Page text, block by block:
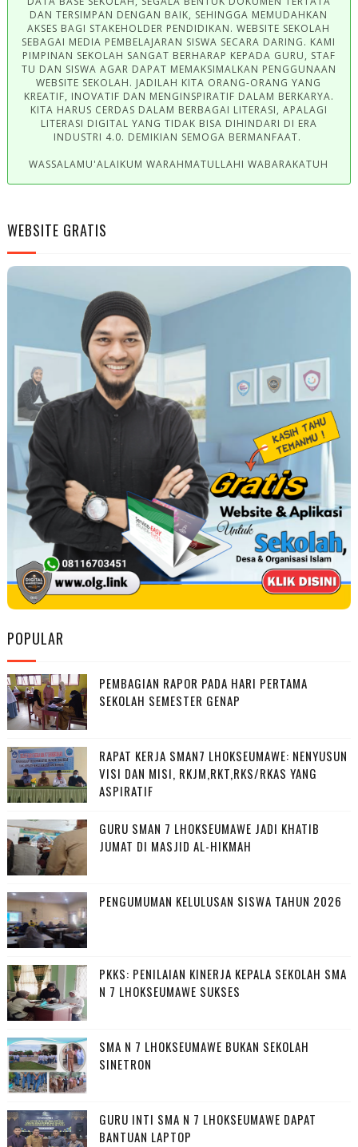
DAN TERSIMPAN DENGAN BAIK, SEHINGGA MEMUDAHKAN
AKSES BAGI STAKEHOLDER PENDIDIKAN. WEBSITE SEKOLAH
SEBAGAI MEDIA PEMBELAJARAN SISWA SECARA DARING. KAMI
PIMPINAN SEKOLAH SANGAT BERHARAP KEPADA GURU, STAF
TU DAN SISWA AGAR DAPAT MEMAKSIMALKAN PENGGUNAAN
WEBSITE SEKOLAH. JADILAH KITA ORANG-ORANG YANG
KREATIF, INOVATIF DAN MENGINSPIRATIF DALAM BERKARYA.
KITA HARUS CERDAS DALAM BERBAGAI LITERASI, APALAGI
LITERASI DIGITAL YANG TIDAK BISA DIHINDARI DI ERA
INDUSTRI 4.0. DEMIKIAN SEMOGA BERMANFAAT.
WASSALAMU'ALAIKUM WARAHMATULLAHI WABARAKATUH
WEBSITE GRATIS
POPULAR
PEMBAGIAN RAPOR PADA HARI PERTAMA
SEKOLAH SEMESTER GENAP
RAPAT KERJA SMAN7 LHOKSEUMAWE: NENYUSUN
VISI DAN MISI, RKJM,RKT,RKS/RKAS YANG
ASPIRATIF
GURU SMAN 7 LHOKSEUMAWE JADI KHATIB
JUMAT DI MASJID AL-HIKMAH
PENGUMUMAN KELULUSAN SISWA TAHUN 2026
PKKS: PENILAIAN KINERJA KEPALA SEKOLAH SMA
N 7 LHOKSEUMAWE SUKSES
SMA N 7 LHOKSEUMAWE BUKAN SEKOLAH
SINETRON
GURU INTI SMA N 7 LHOKSEUMAWE DAPAT
BANTUAN LAPTOP